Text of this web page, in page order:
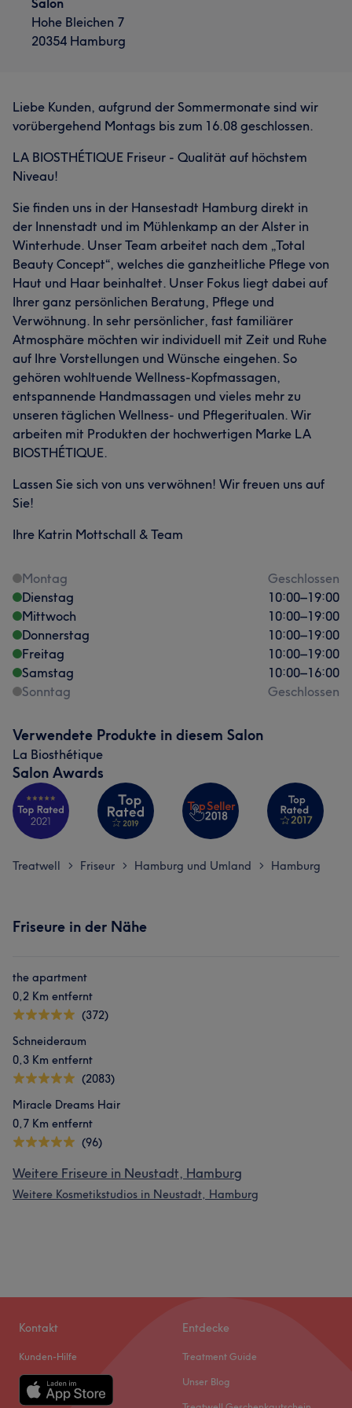
Nägel Friseur
Was unsere Kunden über Elham sagen
Herzlich 8 Kompetent 5
Friseur Massage
Portfolio
Salon
Hohe Bleichen 7
20354 Hamburg
Liebe Kunden, aufgrund der Sommermonate sind wir
vorübergehend Montags bis zum 16.08 geschlossen.
LA BIOSTHÉTIQUE Friseur - Qualität auf höchstem
Niveau!
Sie finden uns in der Hansestadt Hamburg direkt in
der Innenstadt und im Mühlenkamp an der Alster in
Winterhude. Unser Team arbeitet nach dem „Total
Beauty Concept“, welches die ganzheitliche Pflege von
Haut und Haar beinhaltet. Unser Fokus liegt dabei auf
Ihrer ganz persönlichen Beratung, Pflege und
Verwöhnung. In sehr persönlicher, fast familiärer
Atmosphäre möchten wir individuell mit Zeit und Ruhe
auf Ihre Vorstellungen und Wünsche eingehen. So
gehören wohltuende Wellness-Kopfmassagen,
entspannende Handmassagen und vieles mehr zu
unseren täglichen Wellness- und Pflegeritualen. Wir
arbeiten mit Produkten der hochwertigen Marke LA
BIOSTHÉTIQUE.
Lassen Sie sich von uns verwöhnen! Wir freuen uns auf
Sie!
Ihre Katrin Mottschall & Team
Montag
Geschlossen
Dienstag
10:00–19:00
Mittwoch
10:00–19:00
Donnerstag
10:00–19:00
Freitag
10:00–19:00
Samstag
10:00–16:00
Sonntag
Geschlossen
Verwendete Produkte in diesem Salon
La Biosthétique
Salon Awards
Treatwell > Friseur > Hamburg und Umland > Hamburg
Friseure in der Nähe
the apartment
0,2 Km entfernt
(372)
Schneideraum
0,3 Km entfernt
(2083)
Miracle Dreams Hair
0,7 Km entfernt
(96)
Weitere Friseure in Neustadt, Hamburg
Weitere Kosmetikstudios in Neustadt, Hamburg
Kontakt
Kunden-Hilfe
Entdecke
Treatment Guide
Unser Blog